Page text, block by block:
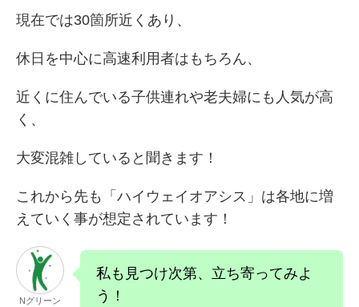
現在では30箇所近くあり、
休日を中心に高速利用者はもちろん、
近くに住んでいる子供連れや老夫婦にも人気が高
く、
大変混雑していると聞きます！
これから先も「ハイウェイオアシス」は各地に増
えていく事が想定されています！
Nグリーン
私も見つけ次第、立ち寄ってみよ
う！